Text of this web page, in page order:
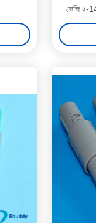
কেজি ২-